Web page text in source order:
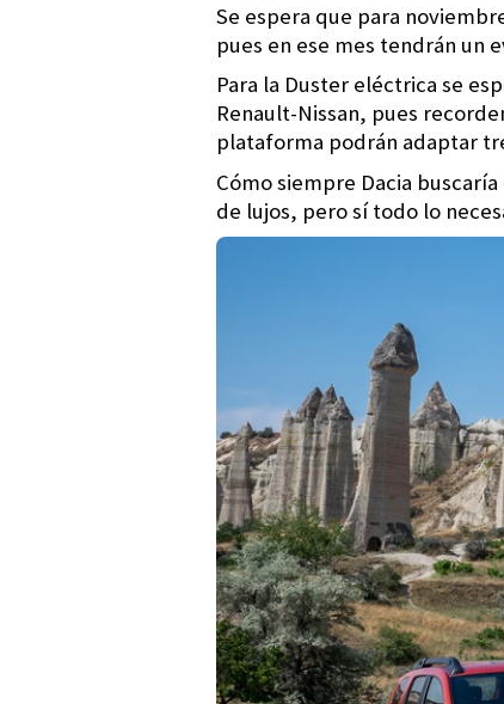
Se espera que para
pues en ese mes tendrán un
Para la Duster eléctrica se
Renault-Nissan, pues
plataforma podrán adaptar
Cómo siempre Dacia
de lujos, pero sí todo lo